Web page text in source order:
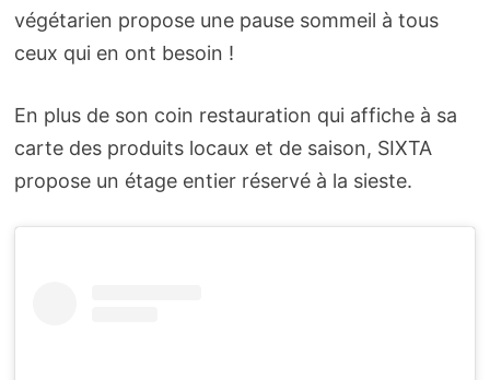
végétarien propose une pause sommeil à tous
ceux qui en ont besoin !
En plus de son coin restauration qui affiche à sa
carte des produits locaux et de saison, SIXTA
propose un étage entier réservé à la sieste.